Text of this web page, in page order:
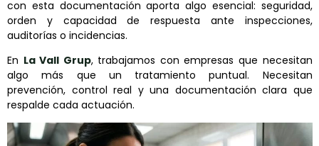
con esta documentación aporta algo esencial: seguridad,
orden y capacidad de respuesta ante inspecciones,
auditorías o incidencias.
En La Vall Grup, trabajamos con empresas que necesitan
algo más que un tratamiento puntual. Necesitan
prevención, control real y una documentación clara que
respalde cada actuación.